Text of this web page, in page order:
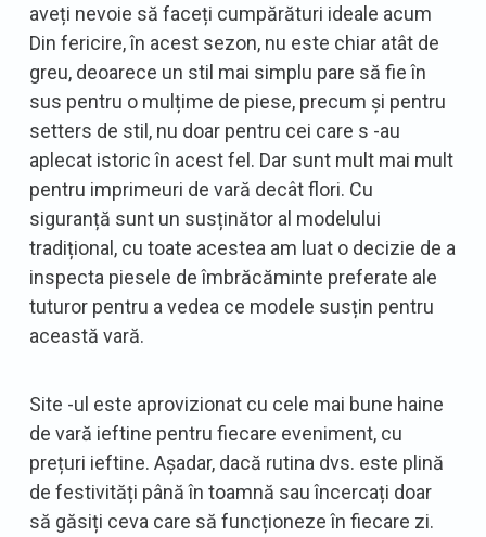
aveți nevoie să faceți cumpărături ideale acum
Din fericire, în acest sezon, nu este chiar atât de
greu, deoarece un stil mai simplu pare să fie în
sus pentru o mulțime de piese, precum și pentru
setters de stil, nu doar pentru cei care s -au
aplecat istoric în acest fel. Dar sunt mult mai mult
pentru imprimeuri de vară decât flori. Cu
siguranță sunt un susținător al modelului
tradițional, cu toate acestea am luat o decizie de a
inspecta piesele de îmbrăcăminte preferate ale
tuturor pentru a vedea ce modele susțin pentru
această vară.
Site -ul este aprovizionat cu cele mai bune haine
de vară ieftine pentru fiecare eveniment, cu
prețuri ieftine. Așadar, dacă rutina dvs. este plină
de festivități până în toamnă sau încercați doar
să găsiți ceva care să funcționeze în fiecare zi.